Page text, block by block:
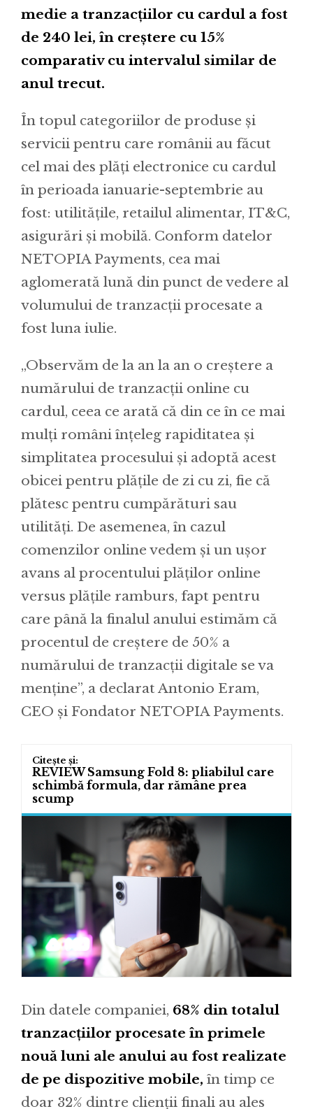
medie a tranzacțiilor cu cardul a fost
de 240 lei, în creștere cu 15%
comparativ cu intervalul similar de
anul trecut.
În topul categoriilor de produse și
servicii pentru care românii au făcut
cel mai des plăți electronice cu cardul
în perioada ianuarie-septembrie au
fost: utilitățile, retailul alimentar, IT&C,
asigurări și mobilă. Conform datelor
NETOPIA Payments, cea mai
aglomerată lună din punct de vedere al
volumului de tranzacții procesate a
fost luna iulie.
„Observăm de la an la an o creștere a
numărului de tranzacții online cu
cardul, ceea ce arată că din ce în ce mai
mulți români înțeleg rapiditatea și
simplitatea procesului și adoptă acest
obicei pentru plățile de zi cu zi, fie că
plătesc pentru cumpărături sau
utilități. De asemenea, în cazul
comenzilor online vedem și un ușor
avans al procentului plăților online
versus plățile ramburs, fapt pentru
care până la finalul anului estimăm că
procentul de creștere de 50% a
numărului de tranzacții digitale se va
menține”, a declarat Antonio Eram,
CEO și Fondator NETOPIA Payments.
REVIEW Samsung Fold 8: pliabilul care
schimbă formula, dar rămâne prea
scump
Din datele companiei, 68% din totalul
tranzacțiilor procesate în primele
nouă luni ale anului au fost realizate
de pe dispozitive mobile, în timp ce
doar 32% dintre clienții finali au ales